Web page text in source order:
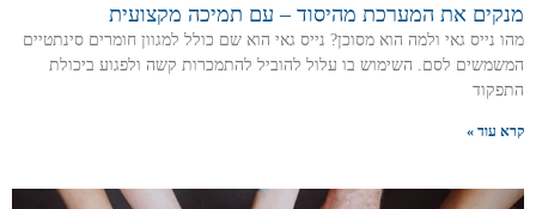
מנקים את המערכת מהיסוד – עם תמיכה מקצועית
מהו נייס גאי ולמה הוא מסוכן? נייס גאי הוא שם כולל למגוון חומרים סינתטיים
המשמשים לסם. השימוש בו עלול להוביל להתמכרות קשה ולפגוע ביכולת
התפקוד
קרא עוד »